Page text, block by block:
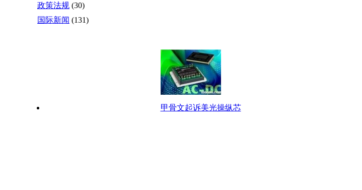
政策法规 (30)
国际新闻 (131)
甲骨文起诉美光操纵芯